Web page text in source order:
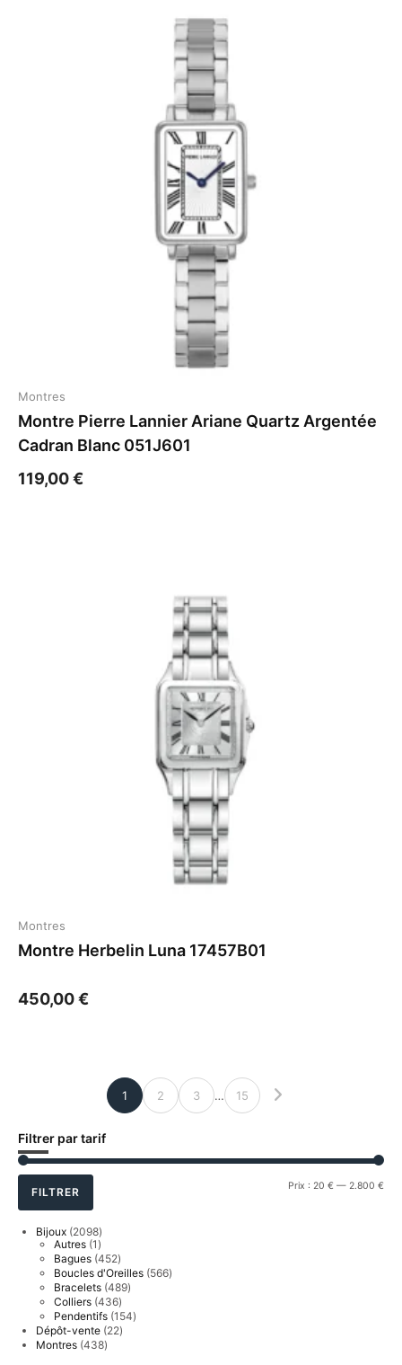
Montres
Montre Pierre Lannier Ariane Quartz Argentée
Cadran Blanc 051J601
119,00€
Montres
Montre Herbelin Luna 17457B01
450,00€
1 2 3 … 15
Filtrer par tarif
Prix
Prix
FILTRER Prix : 20 € — 2.800 €
Bijoux 20982098
produits
Autres 1 1
produit
Bagues 452452
produits
Boucles d'Oreilles 566566
Bracelets 489489
Colliers 436436
produits
Pendentifs 154154
Dépôt-vente 2222
Montres 438438